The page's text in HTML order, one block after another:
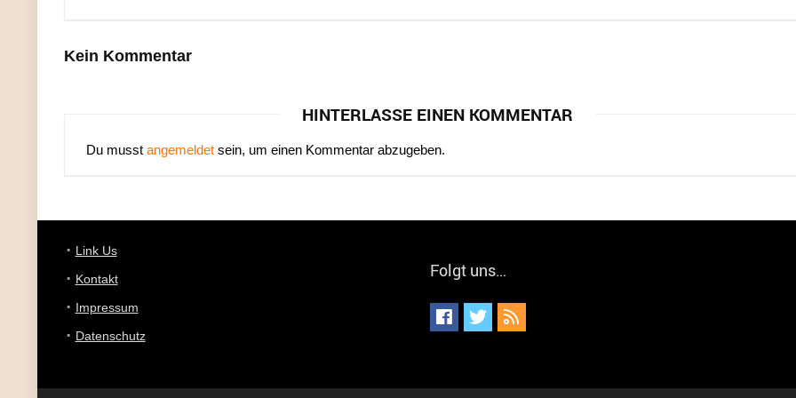
Kein Kommentar
HINTERLASSE EINEN KOMMENTAR
Du musst angemeldet sein, um einen Kommentar abzugeben.
Link Us
Kontakt
Impressum
Datenschutz
Folgt uns…